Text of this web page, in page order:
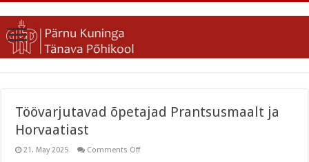
Töövarjutavad õpetajad Prantsusmaalt ja
Horvaatiast
21. May 2025 Comments Offon